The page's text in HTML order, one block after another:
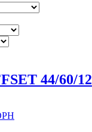
44/60/12